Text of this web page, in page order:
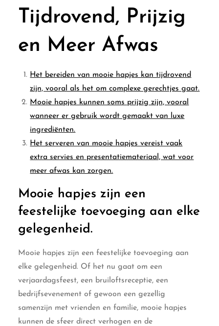
Tijdrovend, Prijzig
en Meer Afwas
Het bereiden van mooie hapjes kan tijdrovend
zijn, vooral als het om complexe gerechtjes gaat.
Mooie hapjes kunnen soms prijzig zijn, vooral
wanneer er gebruik wordt gemaakt van luxe
ingrediënten.
Het serveren van mooie hapjes vereist vaak
extra servies en presentatiemateriaal, wat voor
meer afwas kan zorgen.
Mooie hapjes zijn een
feestelijke toevoeging aan elke
gelegenheid.
Mooie hapjes zijn een feestelijke toevoeging aan
elke gelegenheid. Of het nu gaat om een
verjaardagsfeest, een bruiloftsreceptie, een
bedrijfsevenement of gewoon een gezellig
samenzijn met vrienden en familie, mooie hapjes
kunnen de sfeer direct verhogen en de